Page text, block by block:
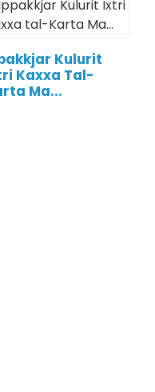
Kulurit
Kaxxa Tal-
Ma...